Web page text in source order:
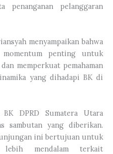
penanganan pelanggaran
menyampaikan bahwa
penting untuk
memperkuat pemahaman
yang dihadapi BK di
DPRD Sumatera Utara
sambutan yang diberikan.
ini bertujuan untuk
lebih mendalam terkait